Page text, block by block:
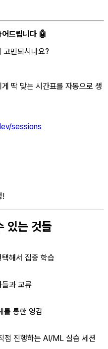
드립니다 🤖
고민되시나요?
딱 맞는 시간표를 자동으로 생
sessions
!
있는 것들
해서 집중 학습
과 교류
를 통한 영감
진행하는 AI/ML 실습 세션